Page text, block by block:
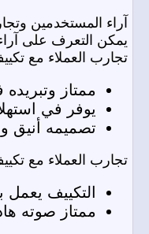
آراء المستخدمين
يمكن التعرف على
تجارب العملاء مع
ممتاز
يوفر في
تصميمه أنيق
تجارب العملاء مع
التكييف يعمل
ممتاز صوته